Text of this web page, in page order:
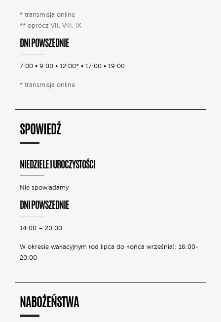
* transmisja online
** oprócz VII, VIII, IX
DNI POWSZEDNIE
7:00 • 9:00 • 12:00* • 17:00 • 19:00
* transmisja online
SPOWIEDŹ
NIEDZIELE I UROCZYSTOŚCI
Nie spowiadamy
DNI POWSZEDNIE
14:00 – 20:00
W okresie wakacyjnym (od lipca do końca września): 16:00-
20:00
NABOŻEŃSTWA